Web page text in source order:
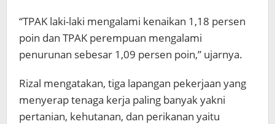
“TPAK laki-laki mengalami kenaikan 1,18 persen
poin dan TPAK perempuan mengalami
penurunan sebesar 1,09 persen poin,” ujarnya.
Rizal mengatakan, tiga lapangan pekerjaan yang
menyerap tenaga kerja paling banyak yakni
pertanian, kehutanan, dan perikanan yaitu